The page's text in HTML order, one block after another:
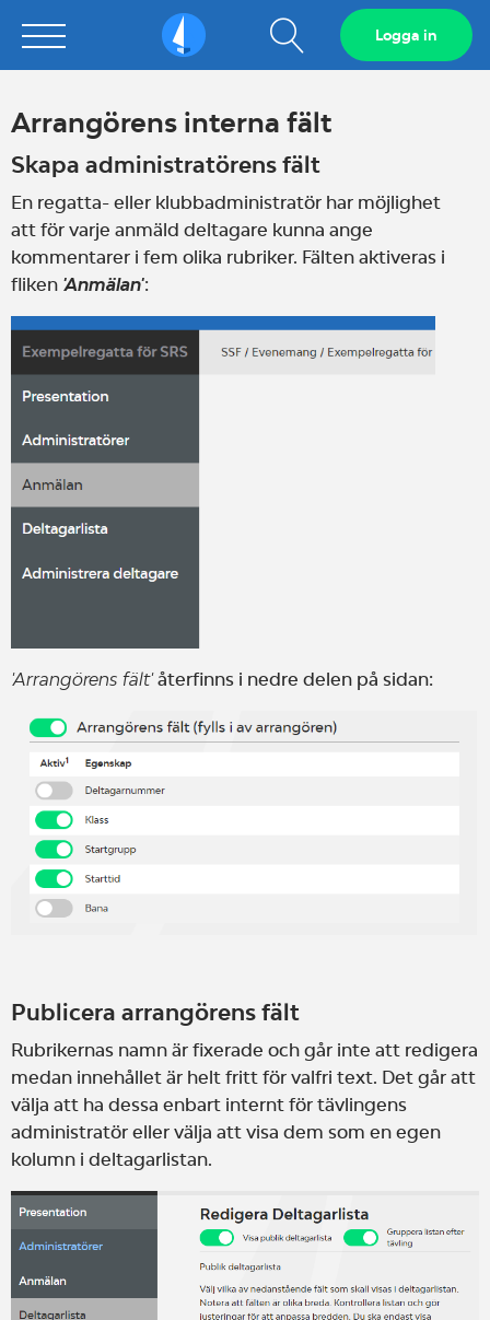
Sailarena Visa
sökfält
Logga in
Arrangörens interna fält
Skapa administratörens fält
En regatta- eller klubbadministratör har möjlighet
att för varje anmäld deltagare kunna ange
kommentarer i fem olika rubriker. Fälten aktiveras i
fliken 'Anmälan':
'Arrangörens fält'återfinns i nedre delen på sidan:
Publicera arrangörens fält
Rubrikernas namn är fixerade och går inte att redigera
medan innehållet är helt fritt för valfri text. Det går att
välja att ha dessa enbart internt för tävlingens
administratör eller välja att visa dem som en egen
kolumn i deltagarlistan.